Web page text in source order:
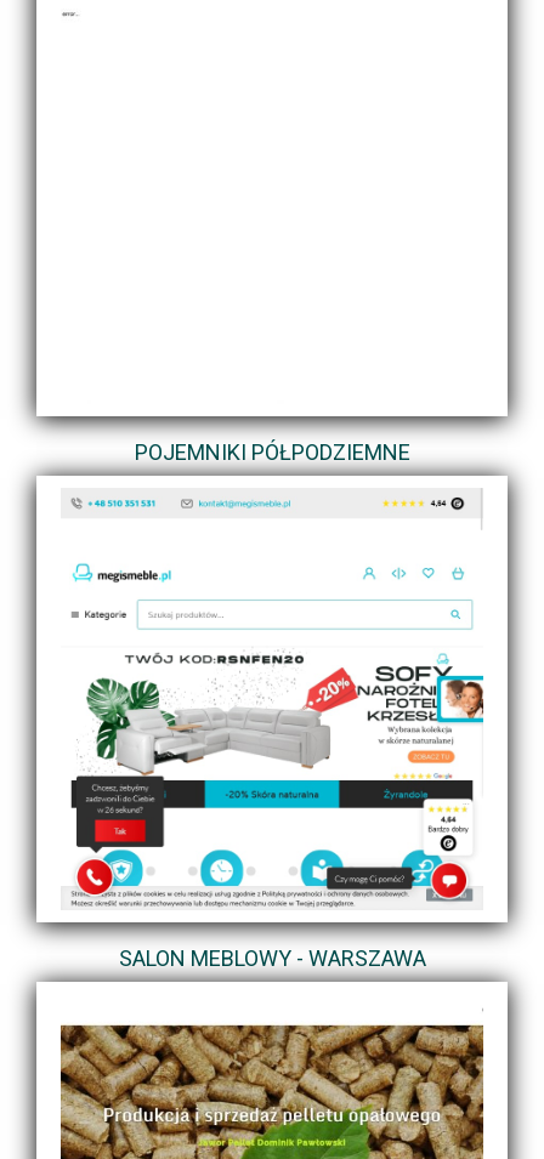
POJEMNIKI PÓŁPODZIEMNE
SALON MEBLOWY - WARSZAWA